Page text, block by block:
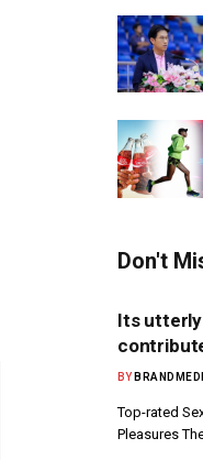
Don't
Its utterly
BY
Top-rated
Pleasures